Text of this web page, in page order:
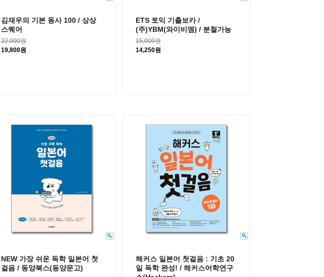
김재우의 기본 동사 100 / 상상
스퀘어
22,000원
19,800원
ETS 토익 기출보카 /
(주)YBM(와이비엠) / 분철가능
15,000원
14,250원
NEW 가장 쉬운 독학 일본어 첫
걸음 / 동양북스(동양문고)
해커스 일본어 첫걸음 : 기초 20
일 독학 완성! / 해커스어학연구